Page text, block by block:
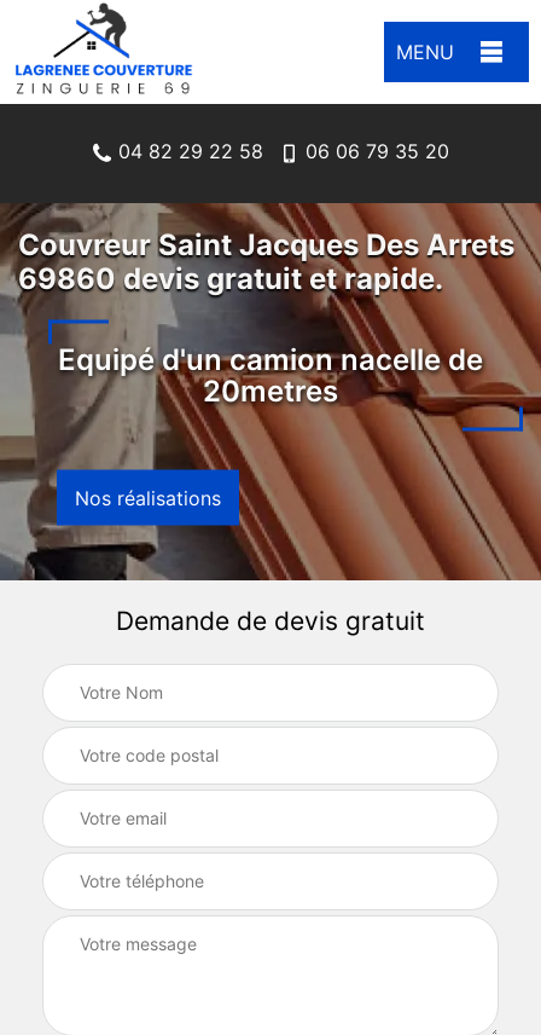
MENU
04 82 29 22 58 06 06 79 35 20
Couvreur Saint Jacques Des Arrets
69860 devis gratuit et rapide.
Equipé d'un camion nacelle de
20metres
Nos réalisations
Demande de devis gratuit